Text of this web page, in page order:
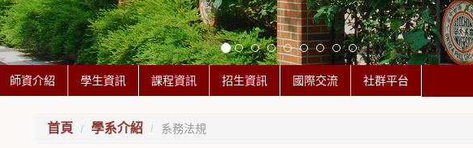
師資介紹 學生資訊 課程資訊 招生資訊 國際交流 社群平台
首頁 學系介紹 系務法規